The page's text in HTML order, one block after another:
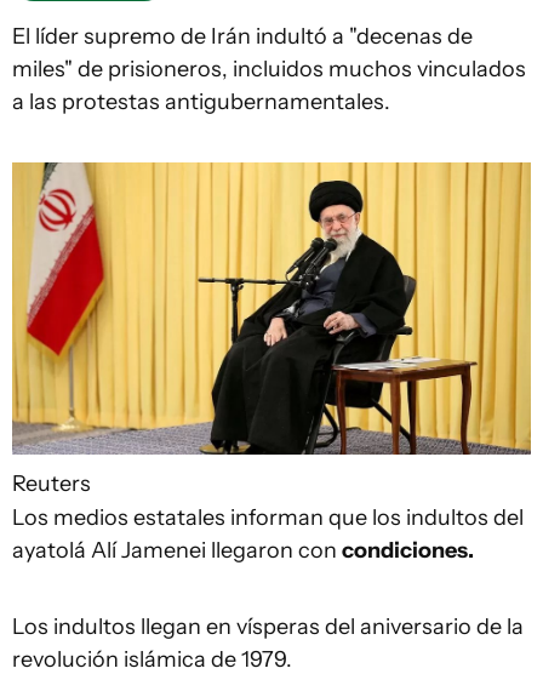
El líder supremo de Irán indultó a "decenas de
miles" de prisioneros, incluidos muchos vinculados
a las protestas antigubernamentales.
Reuters
Los medios estatales informan que los indultos del
ayatolá Alí Jamenei llegaron con condiciones.
Los indultos llegan en vísperas del aniversario de la
revolución islámica de 1979.